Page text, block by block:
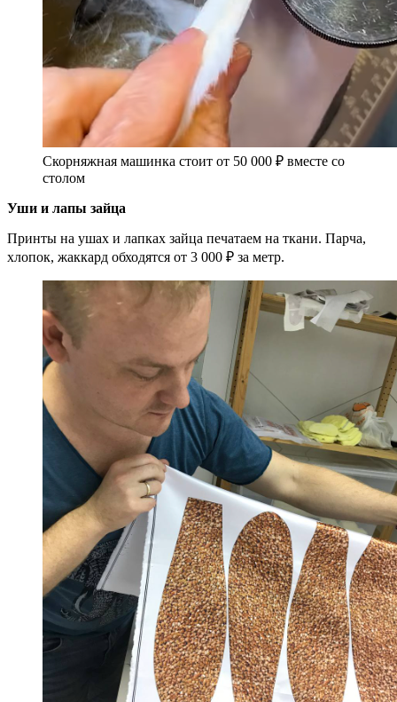
Скорняжная машинка стоит от 50 000 ₽ вместе со
столом
Уши и лапы зайца
Принты на ушах и лапках зайца печатаем на ткани. Парча,
хлопок, жаккард обходятся от 3 000 ₽ за метр.